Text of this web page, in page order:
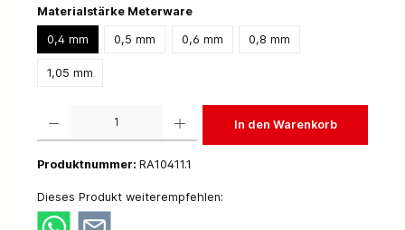
Materialstärke Meterware
0,4 mm 0,5 mm 0,6 mm 0,8 mm
1,05 mm
In den Warenkorb
Produktnummer: RA10411.1
Dieses Produkt weiterempfehlen: